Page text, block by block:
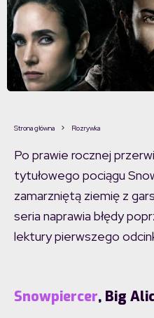
Strona główna Rozrywka
Po prawie rocznej
tytułowego pociągu
zamarzniętą ziemię z
seria naprawia błędy
lektury pierwszego
Snowpiercer, Big